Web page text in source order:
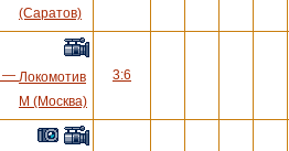
(Саратов)
— Локомотив
М (Москва)
3:6